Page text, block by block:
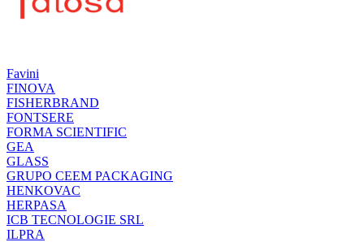
Favini
FINOVA
FISHERBRAND
FONTSERE
FORMA SCIENTIFIC
GEA
GLASS
GRUPO CEEM PACKAGING
HENKOVAC
HERPASA
ICB TECNOLOGIE SRL
ILPRA